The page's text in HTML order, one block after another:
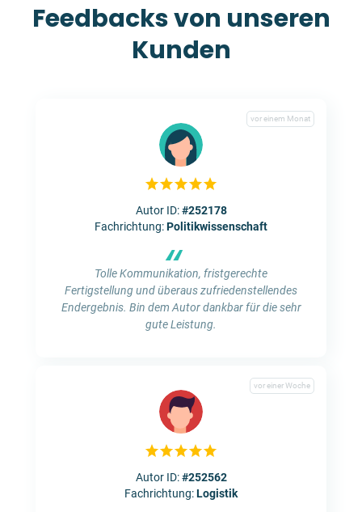
Feedbacks von unseren
Kunden
vor einem Monat
Autor ID:#252178
Fachrichtung:Politikwissenschaft
“
Tolle Kommunikation, fristgerechte
Fertigstellung und überaus zufriedenstellendes
Endergebnis. Bin dem Autor dankbar für die sehr
gute Leistung.
vor einer Woche
Autor ID:#252562
Fachrichtung:Logistik